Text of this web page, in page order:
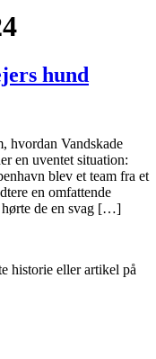
hund
hvordan Vandskade
en uventet situation:
blev et team fra et
en omfattende
de en svag […]
historie eller artikel på